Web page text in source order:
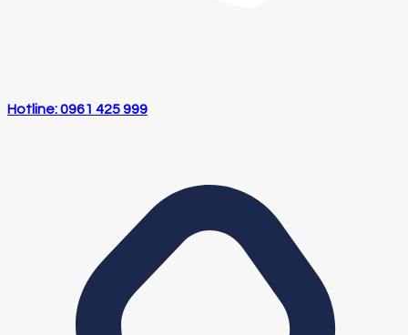
Hotline: 0961 425 999